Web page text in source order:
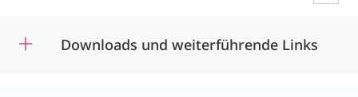
Downloads und weiterführende Links